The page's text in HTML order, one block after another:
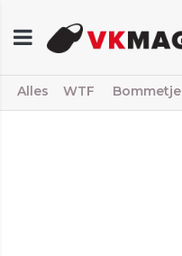
Alles WTF Bommetje